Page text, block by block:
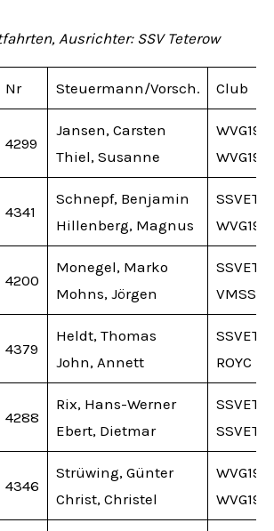
Ausrichter: SSV Teterow
Nr Steuermann/Vorsch. Club
4299
Jansen, Carsten
Thiel, Susanne
4341
Schnepf, Benjamin
Hillenberg, Magnus
SSVET
4200
Monegel, Marko
Mohns, Jörgen
SSVET
VMSS
4379
Heldt, Thomas
John, Annett
SSVET
ROYC
4288
Rix, Hans-Werner
Ebert, Dietmar
SSVET
SSVET
4346
Strüwing, Günter
Christ, Christel